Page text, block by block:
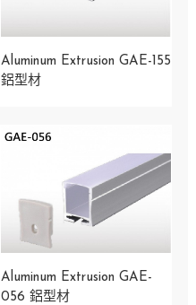
Aluminum Extrusion GAE-155
鋁型材
Aluminum Extrusion GAE-
056 鋁型材